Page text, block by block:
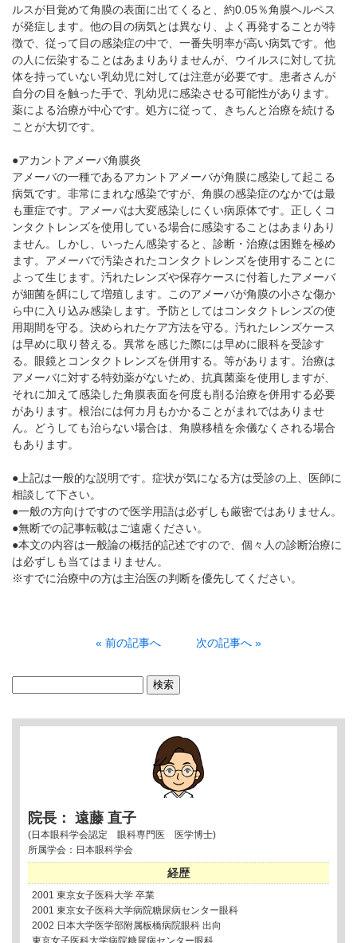
ルスが目覚めて角膜の表面に出てくると、約0.05％角膜ヘルペス
が発症します。他の目の病気とは異なり、よく再発することが特
徴で、従って目の感染症の中で、一番失明率が高い病気です。他
の人に伝染することはあまりありませんが、ウイルスに対して抗
体を持っていない乳幼児に対しては注意が必要です。患者さんが
自分の目を触った手で、乳幼児に感染させる可能性があります。
薬による治療が中心です。処方に従って、きちんと治療を続ける
ことが大切です。
●アカントアメーバ角膜炎
アメーバの一種であるアカントアメーバが角膜に感染して起こる
病気です。非常にまれな感染ですが、角膜の感染症のなかでは最
も重症です。アメーバは大変感染しにくい病原体です。正しくコ
ンタクトレンズを使用している場合に感染することはあまりあり
ません。しかし、いったん感染すると、診断・治療は困難を極め
ます。アメーバで汚染されたコンタクトレンズを使用することに
よって生じます。汚れたレンズや保存ケースに付着したアメーバ
が細菌を餌にして増殖します。このアメーバが角膜の小さな傷か
ら中に入り込み感染します。予防としてはコンタクトレンズの使
用期間を守る。決められたケア方法を守る。汚れたレンズケース
は早めに取り替える。異常を感じた際には早めに眼科を受診す
る。眼鏡とコンタクトレンズを併用する。等があります。治療は
アメーバに対する特効薬がないため、抗真菌薬を使用しますが、
それに加えて感染した角膜表面を何度も削る治療を併用する必要
があります。根治には何カ月もかかることがまれではありませ
ん。どうしても治らない場合は、角膜移植を余儀なくされる場合
もあります。
●上記は一般的な説明です。症状が気になる方は受診の上、医師に
相談して下さい。
●一般の方向けですので医学用語は必ずしも厳密ではありません。
●無断での記事転載はご遠慮ください。
●本文の内容は一般論の概括的記述ですので、個々人の診断治療に
は必ずしも当てはまりません。
※すでに治療中の方は主治医の判断を優先してください。
« 前の記事へ 次の記事へ »
院長： 遠藤 直子
(日本眼科学会認定 眼科専門医 医学博士)
所属学会：日本眼科学会
経歴
2001 東京女子医科大学 卒業
2001 東京女子医科大学病院糖尿病センター眼科
2002 日本大学医学部附属板橋病院眼科 出向
東京女子医科大学病院糖尿病センター眼科